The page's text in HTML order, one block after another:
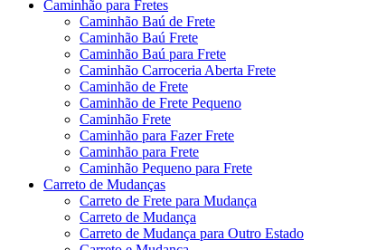
Caminhão para Fretes
Caminhão Baú de Frete
Caminhão Baú Frete
Caminhão Baú para Frete
Caminhão Carroceria Aberta Frete
Caminhão de Frete
Caminhão de Frete Pequeno
Caminhão Frete
Caminhão para Fazer Frete
Caminhão para Frete
Caminhão Pequeno para Frete
Carreto de Mudanças
Carreto de Frete para Mudança
Carreto de Mudança
Carreto de Mudança para Outro Estado